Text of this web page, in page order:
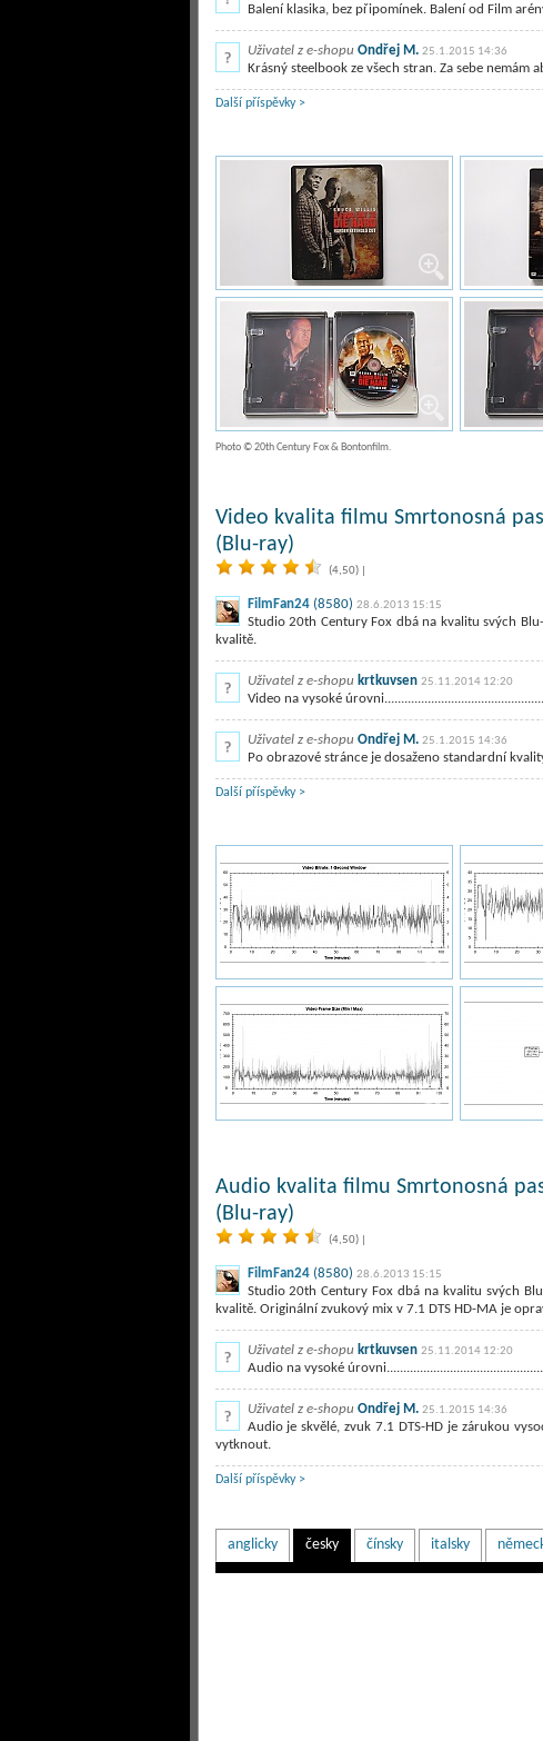
Balení klasika, bez připomínek. Balení od Film
Uživatel z e-shopu Ondřej M. 25.1.2015 14:36
Krásný steelbook ze všech stran. Za sebe
Další příspěvky >
Photo © 20th Century Fox & Bontonfilm.
Video kvalita filmu Smrtonosná
(Blu-ray)
(4,50)|
FilmFan24 (8580) 28.6.2013 15:15
Studio 20th Century Fox dbá na kvalitu svých
kvalitě.
Uživatel z e-shopu krtkuvsen 25.11.2014 12:20
Video na vysoké
Uživatel z e-shopu Ondřej M. 25.1.2015 14:36
Po obrazové stránce je dosaženo standardní
Další příspěvky >
Audio kvalita filmu Smrtonosná
(Blu-ray)
(4,50)|
FilmFan24 (8580) 28.6.2013 15:15
Studio 20th Century Fox dbá na kvalitu svých
kvalitě. Originální zvukový mix v 7.1 DTS HD-MA je
Uživatel z e-shopu krtkuvsen 25.11.2014 12:20
Audio na vysoké
Uživatel z e-shopu Ondřej M. 25.1.2015 14:36
Audio je skvělé, zvuk 7.1 DTS-HD je zárukou
vytknout.
Další příspěvky >
anglicky česky čínsky italsky